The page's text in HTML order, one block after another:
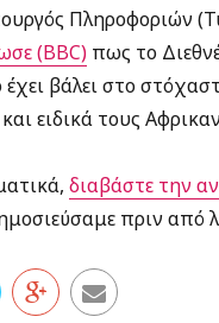
Πληροφοριών
(BBC) πως το
βάλει στο
ειδικά τους
διαβάστε την
πριν από